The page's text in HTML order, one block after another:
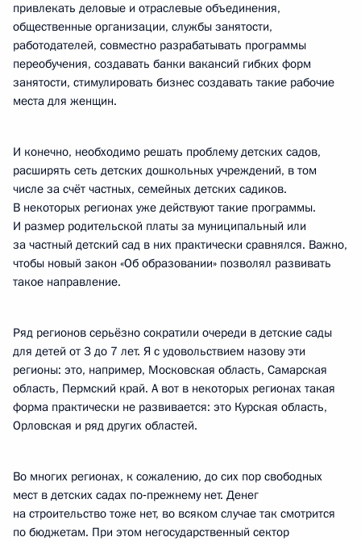
привлекать деловые и отраслевые объединения,
общественные организации, службы занятости,
работодателей, совместно разрабатывать программы
переобучения, создавать банки вакансий гибких форм
занятости, стимулировать бизнес создавать такие рабочие
места для женщин.
И конечно, необходимо решать проблему детских садов,
расширять сеть детских дошкольных учреждений, в том
числе за счёт частных, семейных детских садиков.
В некоторых регионах уже действуют такие программы.
И размер родительской платы за муниципальный или
за частный детский сад в них практически сравнялся. Важно,
чтобы новый закон «Об образовании» позволял развивать
такое направление.
Ряд регионов серьёзно сократили очереди в детские сады
для детей от 3 до 7 лет. Я с удовольствием назову эти
регионы: это, например, Московская область, Самарская
область, Пермский край. А вот в некоторых регионах такая
форма практически не развивается: это Курская область,
Орловская и ряд других областей.
Во многих регионах, к сожалению, до сих пор свободных
мест в детских садах по‑прежнему нет. Денег
на строительство тоже нет, во всяком случае так смотрится
по бюджетам. При этом негосударственный сектор